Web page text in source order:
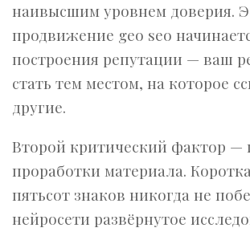
наивысшим уровнем доверия.
продвижение geo seo
построения репутации — ваш
стать тем местом, на которое
другие.
Второй критический фактор —
проработки материала.
пятьсот знаков никогда не
нейросети развёрнутое